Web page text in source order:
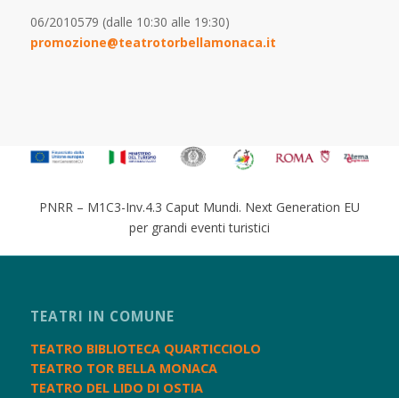
06/2010579 (dalle 10:30 alle 19:30)
promozione@teatrotorbellamonaca.it
PNRR – M1C3-Inv.4.3 Caput Mundi. Next Generation EU
per grandi eventi turistici
TEATRI IN COMUNE
TEATRO BIBLIOTECA QUARTICCIOLO
TEATRO TOR BELLA MONACA
TEATRO DEL LIDO DI OSTIA